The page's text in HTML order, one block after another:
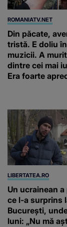
ROMANIATV.NET
Din păcate,
tristă. E doliu
muzicii. A
dintre cei mai
Era foarte
LIBERTATEA.RO
Un ucrainean
ce l-a surprins
București,
luni: „Nu mă